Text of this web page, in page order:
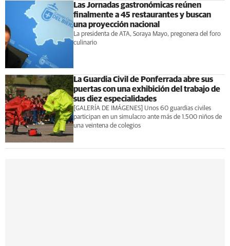
Las Jornadas gastronómicas reúnen
finalmente a 45 restaurantes y buscan
una proyección nacional
La presidenta de ATA, Soraya Mayo, pregonera del foro
culinario
La Guardia Civil de Ponferrada abre sus
puertas con una exhibición del trabajo de
sus diez especialidades
[GALERÍA DE IMÁGENES] Unos 60 guardias civiles
participan en un simulacro ante más de 1.500 niños de
una veintena de colegios